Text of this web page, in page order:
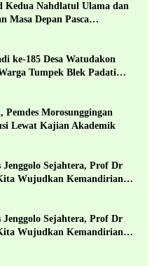
Kedua Nahdlatul Ulama dan
Masa Depan Pasca
ke-185 Desa Watudakon
Tumpek Blek Padati
Morosunggingan
Lewat Kajian Akademik
Sejahtera, Prof Dr
Wujudkan Kemandirian
Desa
Sejahtera, Prof Dr
Wujudkan Kemandirian
Desa